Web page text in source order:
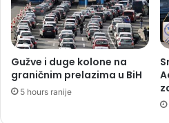
Gužve i duge kolone na
graničnim prelazima u BiH
5 hours ranije